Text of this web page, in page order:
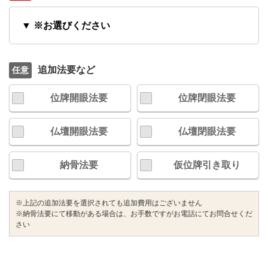
▼ ※お選びください
追加法要など
位牌開眼法要 位牌閉眼法要
仏壇開眼法要 仏壇閉眼法要
納骨法要 仮位牌引き取り
※上記の追加法要を選択されても追加費用はございません
※納骨法要にて移動がある場合は、お手数ですがお電話にてお問合せくだ
さい